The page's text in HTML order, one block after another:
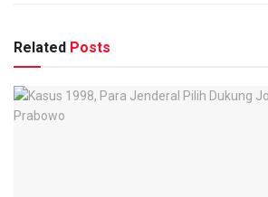
Related Posts